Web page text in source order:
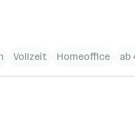
Vollzeit Homeoffice ab